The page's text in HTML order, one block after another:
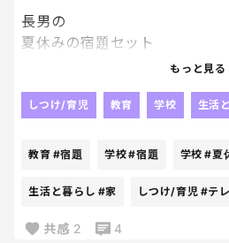
長男の
夏休みの宿題セット
が一式無くなりなりました😇😇
明日放デイで再捜索です。
家に無い、車に無い。
だからリュックにまとめて持つ
もっと見る
しつけ/育児 教育 学校 生活
教育 #宿題 学校#宿題 学校 #夏
生活と暮らし #家 しつけ/育児 #テ
共感 2 4